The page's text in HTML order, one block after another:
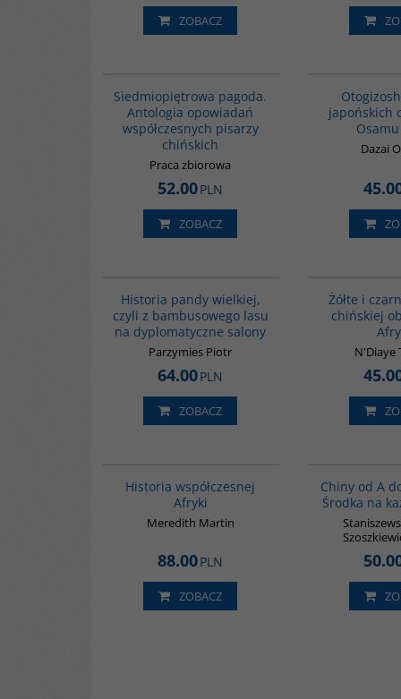
ZOBACZ
Siedmiopiętrowa pagoda.
Antologia opowiadań
współczesnych pisarzy
chińskich
Praca zbiorowa
52.00PLN
ZOBACZ
japońskich
Dazai
Historia pandy wielkiej,
czyli z bambusowego lasu
na dyplomatyczne salony
Parzymies Piotr
64.00PLN
ZOBACZ
Żółte i
chińskiej
N'Diaye
Historia współczesnej
Afryki
Meredith Martin
88.00PLN
ZOBACZ
Chiny od A
Środka na